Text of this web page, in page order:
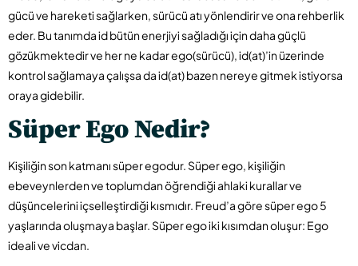
gücü ve hareketi sağlarken, sürücü atı yönlendirir ve ona rehberlik
eder. Bu tanımda id bütün enerjiyi sağladığı için daha güçlü
gözükmektedir ve her ne kadar ego(sürücü), id(at)’in üzerinde
kontrol sağlamaya çalışsa da id(at) bazen nereye gitmek istiyorsa
oraya gidebilir.
Süper Ego Nedir?
Kişiliğin son katmanı süper egodur. Süper ego, kişiliğin
ebeveynlerden ve toplumdan öğrendiği ahlaki kurallar ve
düşüncelerini içselleştirdiği kısmıdır. Freud’a göre süper ego 5
yaşlarında oluşmaya başlar. Süper ego iki kısımdan oluşur: Ego
ideali ve vicdan.